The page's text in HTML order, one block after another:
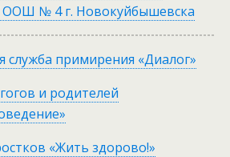
№ 4 г. Новокуйбышевска
служба примирения «Диалог»
и родителей
«Жить здорово!»